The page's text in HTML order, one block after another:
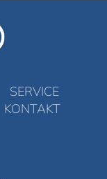
SERVICE
KONTAKT